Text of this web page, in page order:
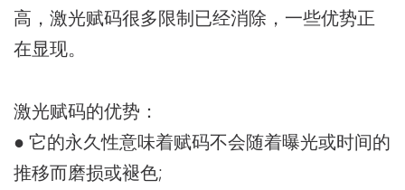
高，激光赋码很多限制已经消除，一些优势正
在显现。
激光赋码的优势 ：
● 它的永久性意味着赋码不会随着曝光或时间的
推移而磨损或褪色;